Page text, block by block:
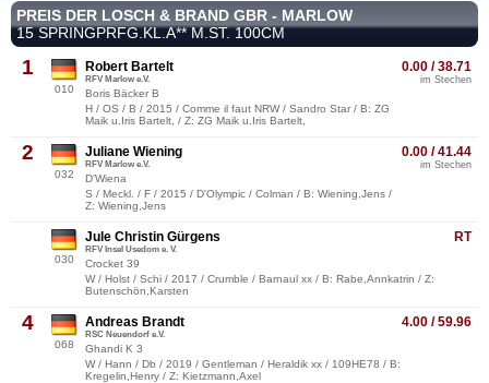
PREIS DER LOSCH & BRAND GBR - MARLOW
15 SPRINGPRFG.KL.A** M.ST. 100CM
1
010
0.00 / 38.71
im Stechen
Robert Bartelt
RFV Marlow e.V.
Boris Bäcker B
H / OS / B / 2015 / Comme il faut NRW / Sandro Star / B: ZG
Maik u.Iris Bartelt, / Z: ZG Maik u.Iris Bartelt,
2
032
0.00 / 41.44
im Stechen
Juliane Wiening
RFV Marlow e.V.
D'Wiena
S / Meckl. / F / 2015 / D'Olympic / Colman / B: Wiening,Jens /
Z: Wiening,Jens
030
RT
Jule Christin Gürgens
RFV Insel Usedom e. V.
Crocket 39
W / Holst / Schi / 2017 / Crumble / Barnaul xx / B: Rabe,Annkatrin / Z:
Butenschön,Karsten
4
068
4.00 / 59.96
Andreas Brandt
RSC Neuendorf e.V.
Ghandi K 3
W / Hann / Db / 2019 / Gentleman / Heraldik xx / 109HE78 / B:
Kregelin,Henry / Z: Kietzmann,Axel